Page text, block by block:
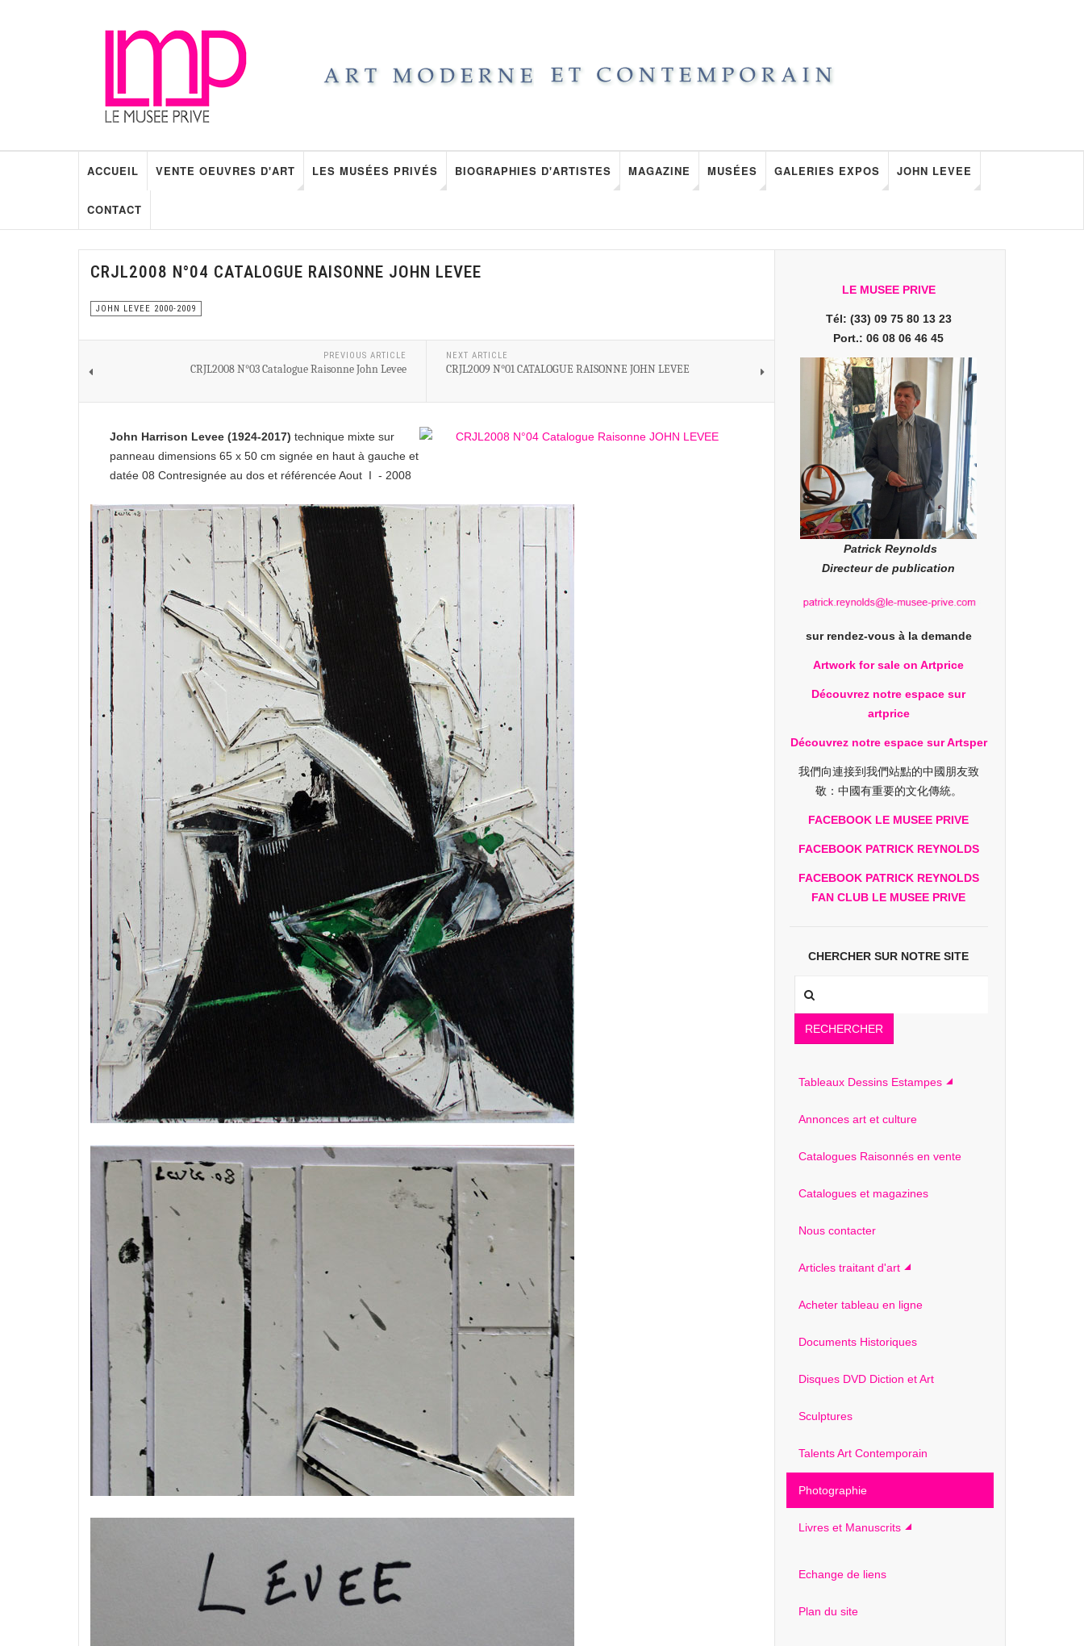
ACCUEIL VENTE OEUVRES D'ART LES MUSÉES PRIVÉS BIOGRAPHIES D'ARTISTES MAGAZINE MUSÉES GALERIES EXPOS JOHN LEVEE
CONTACT
CRJL2008 N°04 CATALOGUE RAISONNE JOHN LEVEE
JOHN LEVEE 2000-2009
PREVIOUS ARTICLE
CRJL2008 N°03 Catalogue Raisonne John Levee
NEXT ARTICLE
CRJL2009 N°01 CATALOGUE RAISONNE JOHN LEVEE
John Harrison Levee (1924-2017) technique mixte sur
panneau dimensions 65 x 50 cm signée en haut à gauche et
datée 08 Contresignée au dos et référencée Aout I - 2008
LE MUSEE PRIVE
Tél: (33) 09 75 80 13 23
Port.: 06 08 06 46 45
Patrick Reynolds
Directeur de publication
sur rendez-vous à la demande
Artwork for sale on Artprice
Découvrez notre espace sur
artprice
Découvrez notre espace sur Artsper
我們向連接到我們站點的中國朋友致
敬：中國有重要的文化傳統。
FACEBOOK LE MUSEE PRIVE
FACEBOOK PATRICK REYNOLDS
FACEBOOK PATRICK REYNOLDS
FAN CLUB LE MUSEE PRIVE
CHERCHER SUR NOTRE SITE
RECHERCHER
Tableaux Dessins Estampes
Annonces art et culture
Catalogues Raisonnés en vente
Catalogues et magazines
Nous contacter
Articles traitant d'art
Acheter tableau en ligne
Documents Historiques
Disques DVD Diction et Art
Sculptures
Talents Art Contemporain
Photographie
Livres et Manuscrits
Echange de liens
Plan du site